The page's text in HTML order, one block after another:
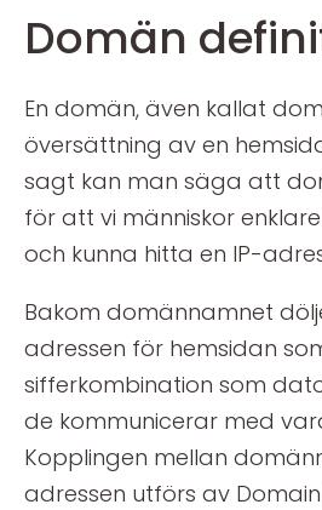
Domän
En domän, även kallat
översättning av en
sagt kan man säga att
för att vi människor
och kunna hitta en IP-
Bakom domännamnet
adressen för hemsidan
sifferkombination som
de kommunicerar med
Kopplingen mellan
adressen utförs av